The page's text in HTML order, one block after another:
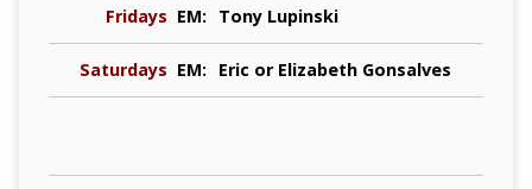
Fridays EM: Tony Lupinski
Saturdays EM: Eric or Elizabeth Gonsalves